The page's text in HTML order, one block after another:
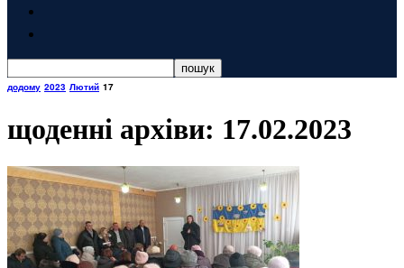
додому 2023 Лютий 17
щоденні архіви: 17.02.2023